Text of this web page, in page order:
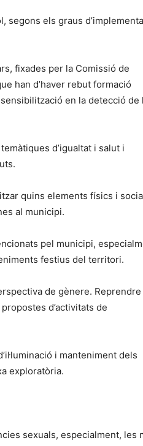
segons els graus
fixades per la Comissió de
han d’haver rebut formació
en la detecció de
d’igualtat i salut i
quins elements físics i
al municipi.
pel municipi,
festius del territori.
de gènere. Reprendre
d’activitats de
i manteniment dels
exploratòria.
sexuals, especialment, les